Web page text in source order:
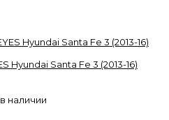
Hyundai Santa Fe 3 (2013-16)
наличии